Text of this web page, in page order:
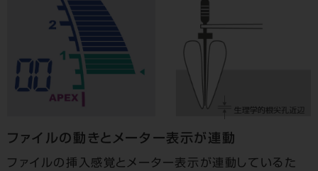
ファイルの動きとメーター表示が連動
ファイルの挿入感覚とメーター表示が連動しているた